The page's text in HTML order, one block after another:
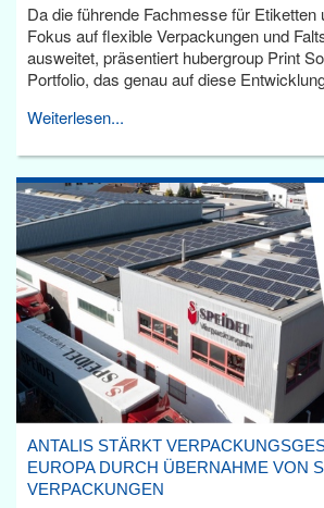
Da die führende Fachmesse für Etiketten
Fokus auf flexible Verpackungen und
ausweitet, präsentiert hubergroup Print
Portfolio, das genau auf diese
Weiterlesen...
ANTALIS STÄRKT
EUROPA DURCH ÜBERNAHME VON
VERPACKUNGEN